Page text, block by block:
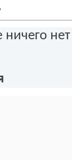
ничего нет